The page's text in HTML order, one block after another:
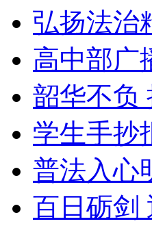
弘扬法治
高中部广
韶华不负
学生手抄
普法入心
百日砺剑